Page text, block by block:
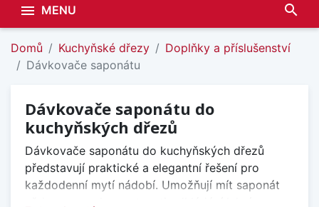
 MENU search
Domů Kuchyňské dřezy
Doplňky a příslušenství
Dávkovače saponátu
Dávkovače saponátu do
kuchyňských dřezů
Dávkovače saponátu do kuchyňských dřezů
představují praktické a elegantní řešení pro
každodenní mytí nádobí. Umožňují mít saponát